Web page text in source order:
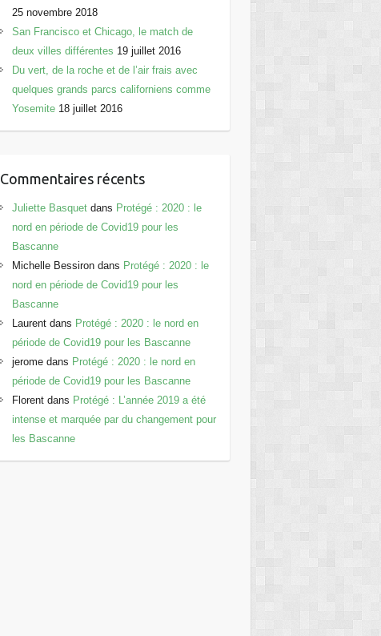
25 novembre 2018
San Francisco et Chicago, le match de
deux villes différentes 19 juillet 2016
Du vert, de la roche et de l’air frais avec
quelques grands parcs californiens comme
Yosemite 18 juillet 2016
Commentaires récents
Juliette Basquetdans Protégé : 2020 : le
nord en période de Covid19 pour les
Bascanne
Michelle Bessirondans Protégé : 2020 : le
nord en période de Covid19 pour les
Bascanne
Laurentdans Protégé : 2020 : le nord en
période de Covid19 pour les Bascanne
jeromedans Protégé : 2020 : le nord en
période de Covid19 pour les Bascanne
Florentdans Protégé : L’année 2019 a été
intense et marquée par du changement pour
les Bascanne